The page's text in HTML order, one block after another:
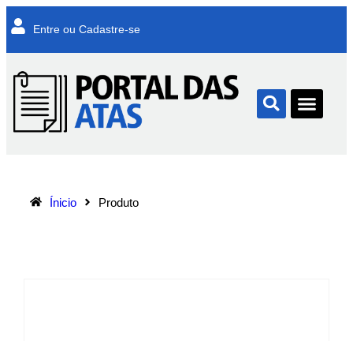
Entre ou Cadastre-se
Ínicio Produto